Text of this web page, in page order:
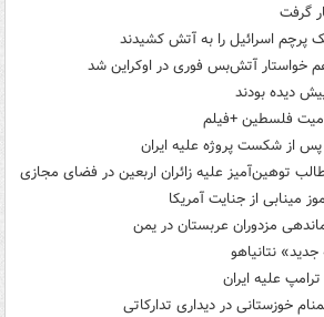
گرفت
پرچم اسرائیل را به آتش کشیدند
خواستار آتش‌بس فوری در اوکراین شد
دیده بودند
فلسطین +فیلم
از شکست پروژه علیه ایران
توهین‌آمیز علیه زائران اربعین در فضای مجازی
مینابی از جنایت آمریکا
مزدوران عربستان در یمن
نتانیاهو
علیه ایران
خوزستانی در دیداری تدارکاتی